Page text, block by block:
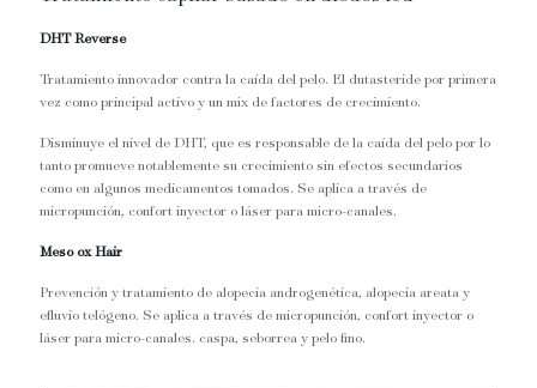
DHT Reverse
Tratamiento innovador contra la caída del pelo. El dutasteride por primera
vez como principal activo y un mix de factores de crecimiento.
Disminuye el nivel de DHT, que es responsable de la caída del pelo por lo
tanto promueve notablemente su crecimiento sin efectos secundarios
como en algunos medicamentos tomados. Se aplica a través de
micropunción, confort inyector o láser para micro-canales.
Meso ox Hair
Prevención y tratamiento de alopecia androgenética, alopecia areata y
efluvio telógeno. Se aplica a través de micropunción, confort inyector o
láser para micro-canales. caspa, seborrea y pelo fino.